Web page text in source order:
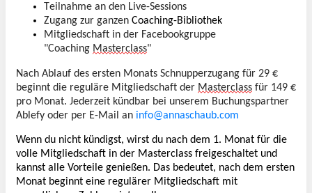
Teilnahme an den Live-Sessions
Zugang zur ganzen Coaching-Bibliothek
Mitgliedschaft in der Facebookgruppe
"Coaching Masterclass"
Nach Ablauf des ersten Monats Schnupperzugang für 29 €
beginnt die reguläre Mitgliedschaft der Masterclass für 149 €
pro Monat. Jederzeit kündbar bei unserem Buchungspartner
Ablefy oder per E-Mail an info@annaschaub.com
Wenn du nicht kündigst, wirst du nach dem 1. Monat für die
volle Mitgliedschaft in der Masterclass freigeschaltet und
kannst alle Vorteile genießen. Das bedeutet, nach dem ersten
Monat beginnt eine regulärer Mitgliedschaft mit